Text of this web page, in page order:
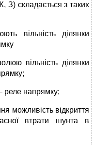
складається з таких
вільність ділянки
вільність ділянки
напрямку;
можливість відкриття
втрати шунта в